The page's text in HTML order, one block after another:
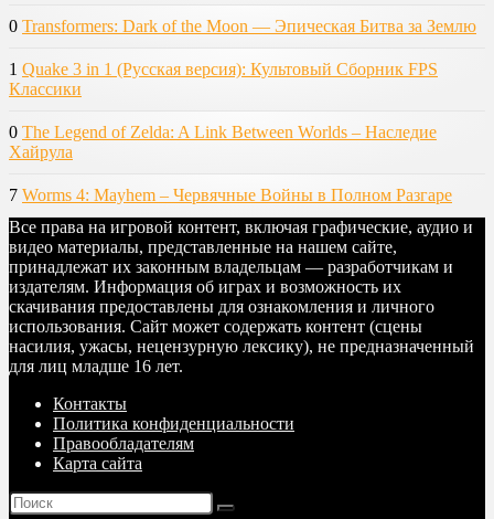
0 Transformers: Dark of the Moon — Эпическая Битва за Землю
1 Quake 3 in 1 (Русская версия): Культовый Сборник FPS
Классики
0 The Legend of Zelda: A Link Between Worlds – Наследие
Хайрула
7 Worms 4: Mayhem – Червячные Войны в Полном Разгаре
Все права на игровой контент, включая графические, аудио и
видео материалы, представленные на нашем сайте,
принадлежат их законным владельцам — разработчикам и
издателям. Информация об играх и возможность их
скачивания предоставлены для ознакомления и личного
использования. Сайт может содержать контент (сцены
насилия, ужасы, нецензурную лексику), не предназначенный
для лиц младше 16 лет.
Контакты
Политика конфиденциальности
Правообладателям
Карта сайта